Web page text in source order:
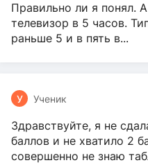
Правильно ли я понял.
телевизор в 5 часов.
раньше 5 и в пять в...
У Ученик
Здравствуйте, я не
баллов и не хватило 2
совершенно не знаю